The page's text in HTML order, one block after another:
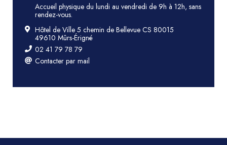
Accueil physique du lundi au vendredi de 9h à 12h, sans
rendez-vous.
Hôtel de Ville 5 chemin de Bellevue CS 80015
49610 Mûrs-Érigné
02 41 79 78 79
Contacter par mail